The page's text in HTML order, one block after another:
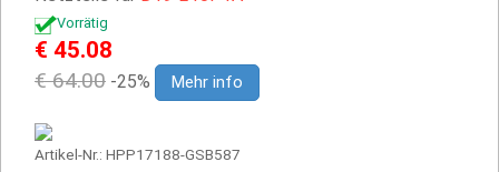
Vorrätig
€ 45.08
€ 64.00 -25% Mehr info
Artikel-Nr.: HPP17188-GSB587